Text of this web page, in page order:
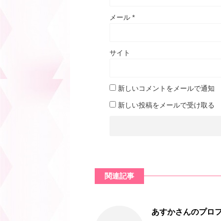
メール *
サイト
新しいコメントをメールで通知
新しい投稿をメールで受け取る
関連記事
あすかさんのプロ